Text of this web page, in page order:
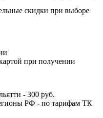
скидки при выборе
при получении
- 300 руб.
РФ - по тарифам ТК